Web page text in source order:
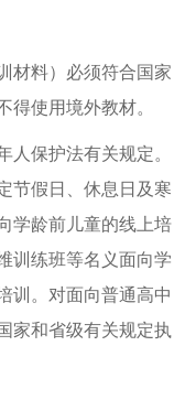
料）必须符合国家
得使用境外教材。
保护法有关规定。
节假日、休息日及寒
学龄前儿童的线上培
训练班等名义面向学
训。对面向普通高中
家和省级有关规定执